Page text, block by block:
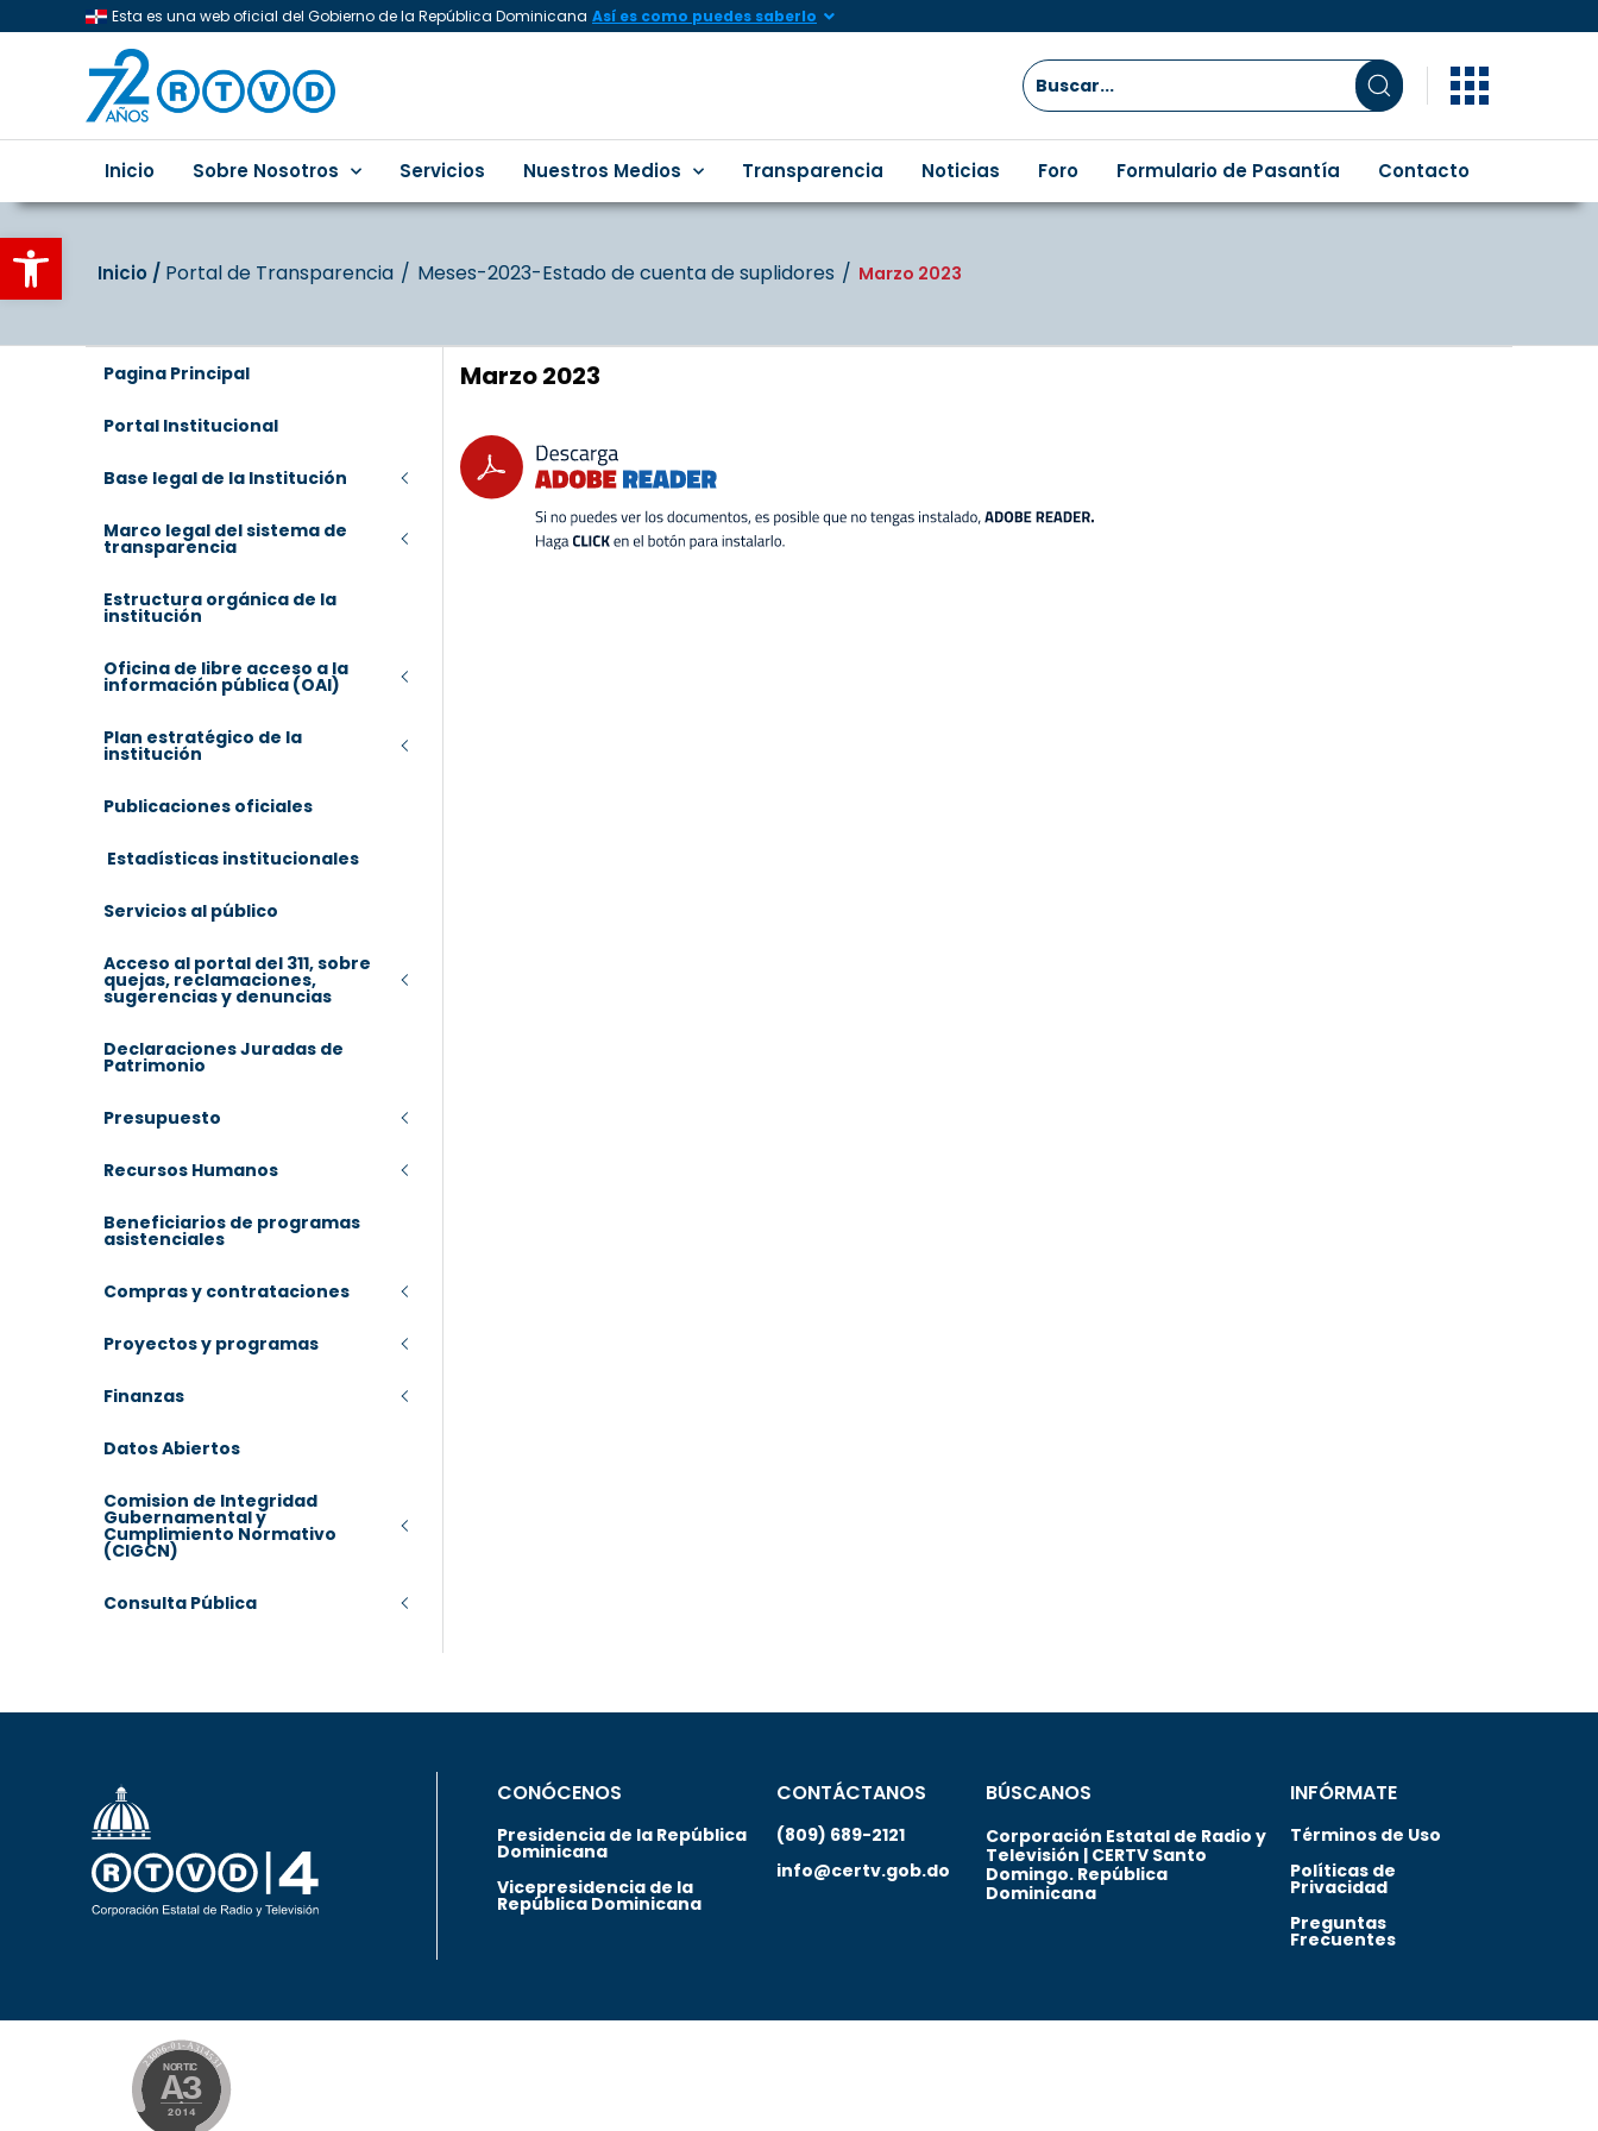
Abrir barra de herramientas
Esta es una web oficial del Gobierno de la República Dominicana Así es como puedes saberlo
Inicio Sobre Nosotros Servicios Nuestros Medios Transparencia Noticias Foro Formulario de Pasantía Contacto
Inicio‎‎ /‎ ‎ Portal de Transparencia Meses-2023-Estado de cuenta de suplidores Marzo 2023
Pagina Principal
Portal Institucional
Base legal de la Institución
Marco legal del sistema de
transparencia
Estructura orgánica de la
institución
Oficina de libre acceso a la
información pública (OAI)
Plan estratégico de la
institución
Publicaciones oficiales
Estadísticas institucionales
Servicios al público
Acceso al portal del 311, sobre
quejas, reclamaciones,
sugerencias y denuncias
Declaraciones Juradas de
Patrimonio
Presupuesto
Recursos Humanos
Beneficiarios de programas
asistenciales
Compras y contrataciones
Proyectos y programas
Finanzas
Datos Abiertos
Comision de Integridad
Gubernamental y
Cumplimiento Normativo
(CIGCN)
Consulta Pública
Marzo 2023
CONÓCENOS
Presidencia de la República
Dominicana
Vicepresidencia de la
República Dominicana
CONTÁCTANOS
(809) 689-2121
info@certv.gob.do
BÚSCANOS
Corporación Estatal de Radio y
Televisión | CERTV Santo
Domingo. República
Dominicana
INFÓRMATE
Términos de Uso
Políticas de
Privacidad
Preguntas
Frecuentes